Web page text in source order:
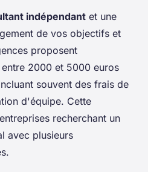
indépendant et une
de vos objectifs et
proposent
2000 et 5000 euros
souvent des frais de
d'équipe. Cette
recherchant un
avec plusieurs